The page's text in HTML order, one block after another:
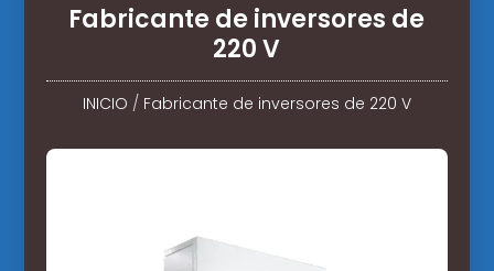
Fabricante de inversores de
220 V
INICIO / Fabricante de inversores de 220 V